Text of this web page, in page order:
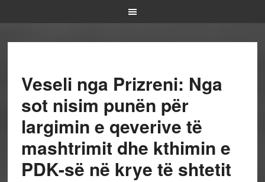
Veseli nga Prizreni: Nga
sot nisim punën për
largimin e qeverive të
mashtrimit dhe kthimin e
PDK-së në krye të shtetit